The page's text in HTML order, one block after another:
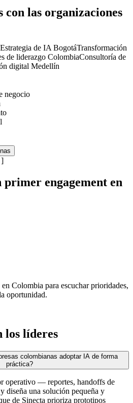
con las organizaciones
Estrategia de IA BogotáTransformación
de liderazgo ColombiaConsultoría de
digital Medellín
negocio
]
primer engagement en
Colombia para escuchar prioridades,
oportunidad.
los líderes
colombianas adoptar IA de forma
práctica?
operativo — reportes, handoffs de
una solución pequeña y
de Sinecta prioriza prototipos